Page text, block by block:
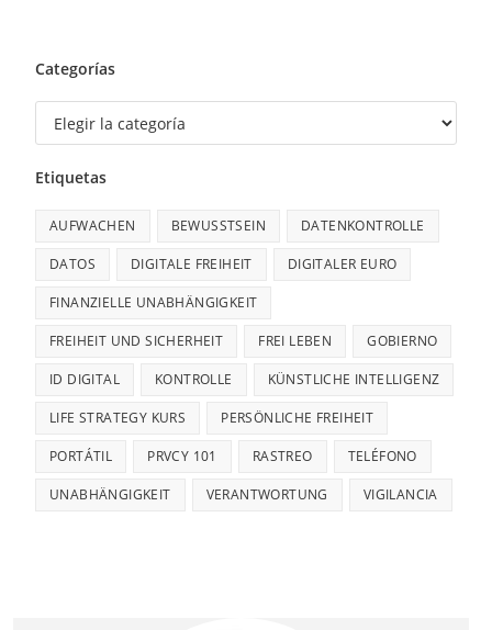
Categorías
Etiquetas
AUFWACHEN BEWUSSTSEIN DATENKONTROLLE
DATOS DIGITALE FREIHEIT DIGITALER EURO
FINANZIELLE UNABHÄNGIGKEIT
FREIHEIT UND SICHERHEIT FREI LEBEN GOBIERNO
ID DIGITAL KONTROLLE KÜNSTLICHE INTELLIGENZ
LIFE STRATEGY KURS PERSÖNLICHE FREIHEIT
PORTÁTIL PRVCY 101 RASTREO TELÉFONO
UNABHÄNGIGKEIT VERANTWORTUNG VIGILANCIA